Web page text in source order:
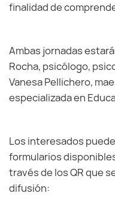
finalidad de
Ambas jornadas
Rocha, psicólogo,
Vanesa Pellichero,
especializada en
Los interesados
formularios
través de los QR que
difusión: